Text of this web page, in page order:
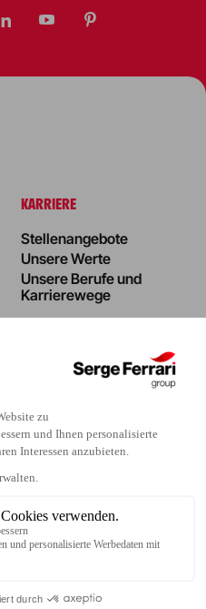
KARRIERE
Stellenangebote
Unsere Werte
Unsere Berufe und
Karrierewege